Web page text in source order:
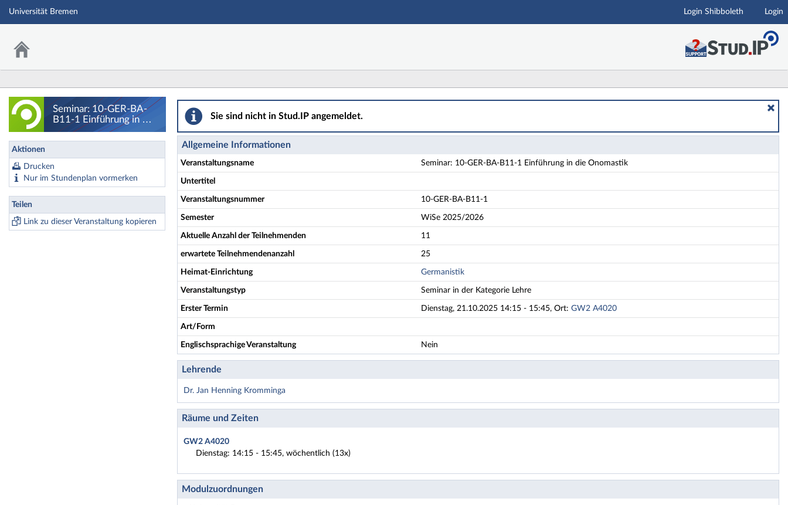
Hauptnavigation
Universität Bremen Login Shibboleth Login
Seminar: 10-GER-BA-
B11-1 Einführung in die
Onomastik - Details
Aktionen
Drucken
Nur im Stundenplan vormerken
Teilen
Link zu dieser Veranstaltung kopieren
Seminar: 10-GER-BA-B11-1 Einführung in die Onomastik - Details
Sie sind nicht in Stud.IP angemeldet.
Allgemeine Informationen
Veranstaltungsname Seminar: 10-GER-BA-B11-1 Einführung in die Onomastik
Untertitel
Veranstaltungsnummer 10-GER-BA-B11-1
Semester WiSe 2025/2026
Aktuelle Anzahl der Teilnehmenden 11
erwartete Teilnehmendenanzahl 25
Heimat-Einrichtung Germanistik
Veranstaltungstyp Seminar in der Kategorie Lehre
Erster Termin Dienstag, 21.10.2025 14:15 - 15:45, Ort: GW2 A4020
Art/Form
Englischsprachige Veranstaltung Nein
Lehrende
Dr. Jan Henning Kromminga
Räume und Zeiten
GW2 A4020
Dienstag: 14:15 - 15:45, wöchentlich (13x)
Modulzuordnungen